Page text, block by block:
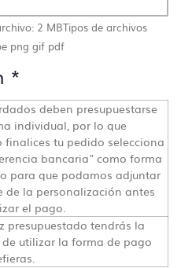
2 MBTipos de archivos
png gif pdf
*
deben presupuestarse
individual, por lo que
finalices tu pedido selecciona
bancaria" como forma
para que podamos adjuntar
de la personalización antes
el pago.
presupuestado tendrás la
utilizar la forma de pago